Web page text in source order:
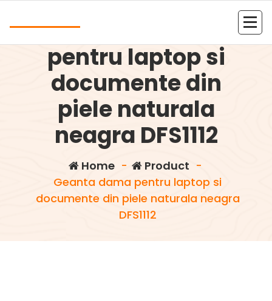
Geanta dama
pentru laptop si
documente din
piele naturala
neagra DFS1112
Home- Product -
Geanta dama pentru laptop si
documente din piele naturala neagra
DFS1112